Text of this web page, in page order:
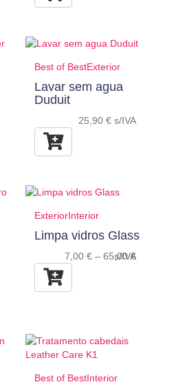
Best of BestExterior
Lavar sem agua
Duduit
25,90€ s/IVA
ExteriorInterior
Limpa vidros Glass
7,00€ –65,00€
s/IVA
Best of BestInterior